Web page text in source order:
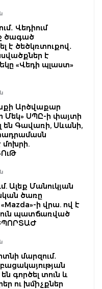
Վեդիում
ծագած
է ծեծկռտուքով․
է
«Վեդի պլաստ»
Արծվաքար
Մեկ» ՍՊԸ-ի փայտի
են Գավառի, Սևանի,
մոխրի.
Ալեք Մանուկյան
ծառը
ի վրա. ով է
պատճառված
մարզում․
գործել տուն և
ու խմիչքներ